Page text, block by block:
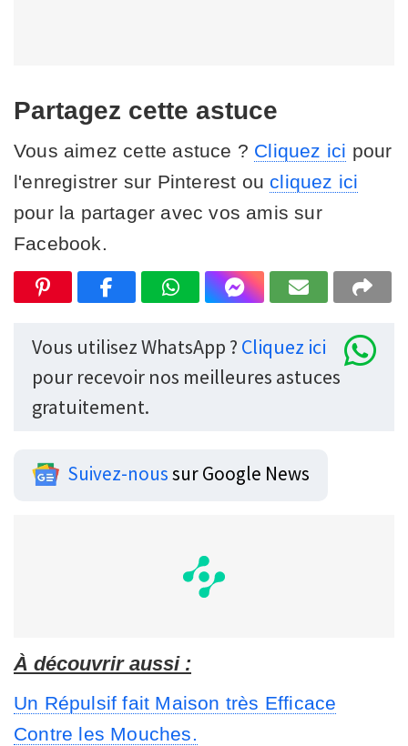
Partagez cette astuce
Vous aimez cette astuce ? Cliquez ici pour
l'enregistrer sur Pinterest ou cliquez ici
pour la partager avec vos amis sur
Facebook.
Vous utilisez WhatsApp ? Cliquez ici
pour recevoir nos meilleures astuces
gratuitement.
Suivez-noussur Google News
À découvrir aussi :
Un Répulsif fait Maison très Efficace
Contre les Mouches.